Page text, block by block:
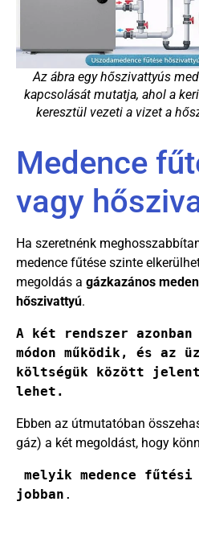
Az ábra egy hőszivattyús
kapcsolását mutatja, ahol a
keresztül vezeti a vizet a
Medence
vagy
Ha szeretnénk
medence fűtése szinte
megoldás a gázkazános
hőszivattyú.
A két rendszer
módon működik, és az
költségük között
lehet.
Ebben az útmutatóban
gáz) a két megoldást, hogy
melyik medence
jobban .